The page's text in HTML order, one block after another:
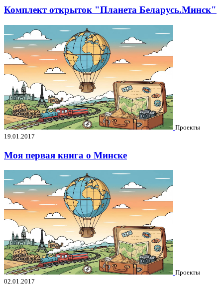
Комплект открыток "Планета Беларусь.Минск"
Проекты
19.01.2017
Моя первая книга о Минске
Проекты
02.01.2017